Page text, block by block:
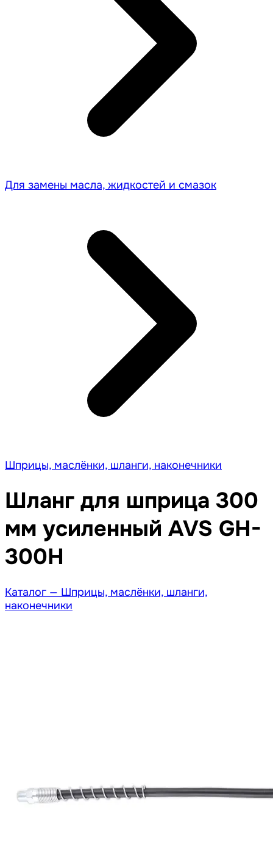
Для замены масла, жидкостей и смазок
Шприцы, маслёнки, шланги, наконечники
Шланг для шприца 300
мм усиленный AVS GH-
300H
Каталог — Шприцы, маслёнки, шланги,
наконечники